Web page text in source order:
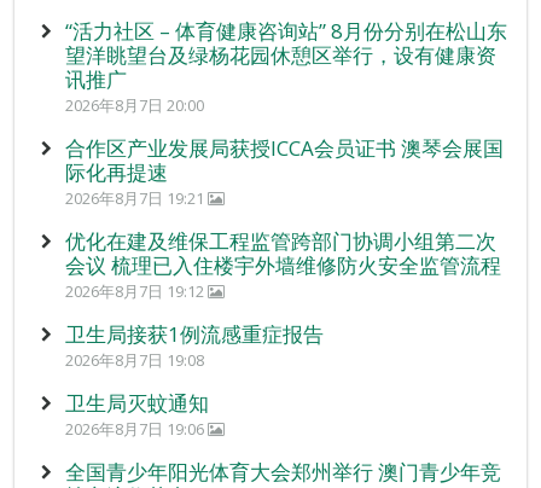
“活力社区 – 体育健康咨询站” 8月份分别在松山东
望洋眺望台及绿杨花园休憩区举行，设有健康资
讯推广
2026年8月7日 20:00
合作区产业发展局获授ICCA会员证书 澳琴会展国
际化再提速
2026年8月7日 19:21
优化在建及维保工程监管跨部门协调小组第二次
会议 梳理已入住楼宇外墙维修防火安全监管流程
2026年8月7日 19:12
卫生局接获1例流感重症报告
2026年8月7日 19:08
卫生局灭蚊通知
2026年8月7日 19:06
全国青少年阳光体育大会郑州举行 澳门青少年竞